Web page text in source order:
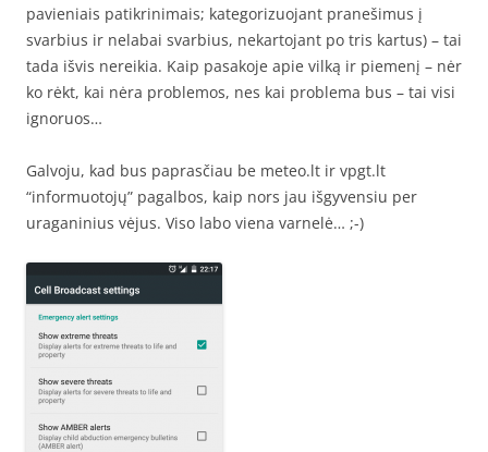
pavieniais patikrinimais; kategorizuojant pranešimus į
svarbius ir nelabai svarbius, nekartojant po tris kartus) – tai
tada išvis nereikia. Kaip pasakoje apie vilką ir piemenį – nėr
ko rėkt, kai nėra problemos, nes kai problema bus – tai visi
ignoruos…
Galvoju, kad bus paprasčiau be meteo.lt ir vpgt.lt
“informuotojų” pagalbos, kaip nors jau išgyvensiu per
uraganinius vėjus. Viso labo viena varnelė… ;-)